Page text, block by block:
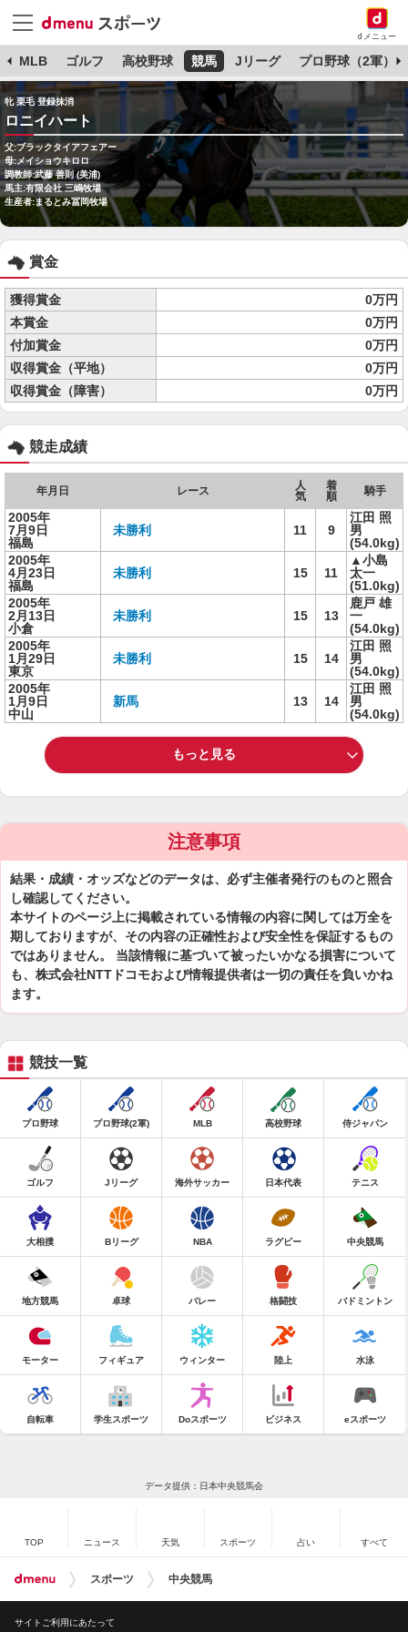
dメニュー
MLB ゴルフ 高校野球 競馬 Jリーグ プロ野球（2軍）
牝 栗毛 登録抹消
ロニイハート
父:ブラックタイアフェアー
母:メイショウキロロ
調教師:武藤 善則 (美浦)
馬主:有限会社 三嶋牧場
生産者:まるとみ冨岡牧場
賞金
獲得賞金
0万円
本賞金
0万円
付加賞金
0万円
収得賞金（平地）
0万円
収得賞金（障害）
0万円
競走成績
年月日 レース
人
気
着
順
騎手
2005年
7月9日
福島
未勝利 11 9
江田 照
男
(54.0kg)
2005年
4月23日
福島
未勝利 15 11
▲小島
太一
(51.0kg)
2005年
2月13日
小倉
未勝利 15 13
鹿戸 雄
一
(54.0kg)
2005年
1月29日
東京
未勝利 15 14
江田 照
男
(54.0kg)
2005年
1月9日
中山
新馬 13 14
江田 照
男
(54.0kg)
もっと見る
注意事項
結果・成績・オッズなどのデータは、必ず主催者発行のものと照合
し確認してください。
本サイトのページ上に掲載されている情報の内容に関しては万全を
期しておりますが、その内容の正確性および安全性を保証するもの
ではありません。 当該情報に基づいて被ったいかなる損害について
も、株式会社NTTドコモおよび情報提供者は一切の責任を負いかね
ます。
競技一覧
プロ野球 プロ野球(2軍) MLB 高校野球 侍ジャパン
ゴルフ Jリーグ 海外サッカー 日本代表 テニス
大相撲 Bリーグ NBA ラグビー 中央競馬
地方競馬 卓球 バレー 格闘技 バドミントン
モーター フィギュア ウィンター 陸上 水泳
自転車 学生スポーツ Doスポーツ ビジネス eスポーツ
データ提供：日本中央競馬会
TOP ニュース 天気 スポーツ 占い すべて
スポーツ 中央競馬
サイトご利用にあたって